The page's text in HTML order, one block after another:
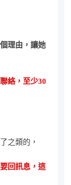
理由，讓她
絡，至少30
之類的，
回訊息，這